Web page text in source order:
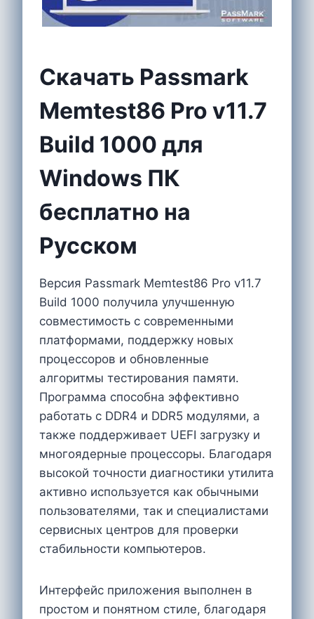
Скачать Passmark
Memtest86 Pro v11.7
Build 1000 для
Windows ПК
бесплатно на
Русском
Версия Passmark Memtest86 Pro v11.7
Build 1000 получила улучшенную
совместимость с современными
платформами, поддержку новых
процессоров и обновленные
алгоритмы тестирования памяти.
Программа способна эффективно
работать с DDR4 и DDR5 модулями, а
также поддерживает UEFI загрузку и
многоядерные процессоры. Благодаря
высокой точности диагностики утилита
активно используется как обычными
пользователями, так и специалистами
сервисных центров для проверки
стабильности компьютеров.
Интерфейс приложения выполнен в
простом и понятном стиле, благодаря